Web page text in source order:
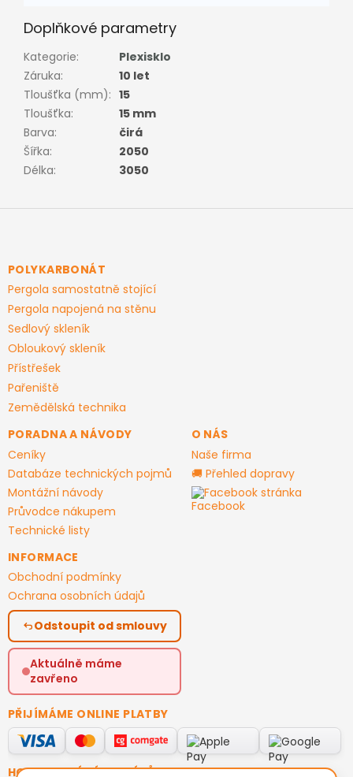
Doplňkové parametry
Kategorie:
Plexisklo
Záruka:
10 let
Tloušťka (mm): 15
Tloušťka:
15 mm
Barva:
čirá
Šířka:
2050
Délka: 3050
Z
aPOLYKARBONÁT
Pergola samostatně stojící
Pergola napojená na stěnu
Sedlový skleník
Obloukový skleník
Přístřešek
Pařeniště
Zemědělská technika
PORADNA A NÁVODY
Ceníky
Databáze technických pojmů
Montážní návody
Průvodce nákupem
Technické listy
O NÁS
Naše firma
🚚 Přehled dopravy
Facebook stránka
INFORMACE
Obchodní podmínky
Ochrana osobních údajů
Odstoupit od smlouvy
Aktuálně máme
zavřeno
PŘIJÍMÁME ONLINE PLATBY
HODNOCENÍ ZÁKAZNÍKŮ